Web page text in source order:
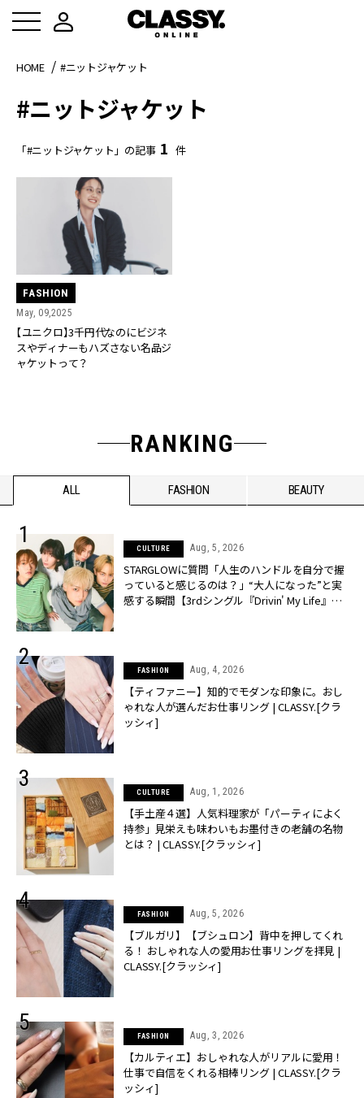
HOME #ニットジャケット
#ニットジャケット
「#ニットジャケット」の記事 1 件
FASHION
May, 09,2025
【ユニクロ】3千円代なのにビジネ
スやディナーもハズさない名品ジ
ャケットって？
RANKING
ALL FASHION BEAUTY
CULTURE Aug, 5, 2026
STARGLOWに質問「人生のハンドルを自分で握
っていると感じるのは？」“大️人になった”と実
感する瞬間【3rdシングル『Drivin' My Life』発
FASHION Aug, 4, 2026
【ティファニー】知的でモダンな印象に。おし
ゃれな人が選んだお仕事リング | CLASSY.[クラ
ッシィ]
CULTURE Aug, 1, 2026
【手土産４選】人気料理家が「パーティによく
持参」見栄えも味わいもお墨付きの老舗の名物
とは？ | CLASSY.[クラッシィ]
FASHION Aug, 5, 2026
【ブルガリ】【ブシュロン】背中を押してくれ
る！ おしゃれな人の愛用お仕事リングを拝見 |
CLASSY.[クラッシィ]
FASHION Aug, 3, 2026
【カルティエ】おしゃれな人がリアルに愛用！
仕事で自信をくれる相棒リング | CLASSY.[クラ
ッシィ]